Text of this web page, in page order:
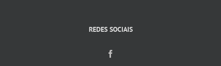
REDES SOCIAIS